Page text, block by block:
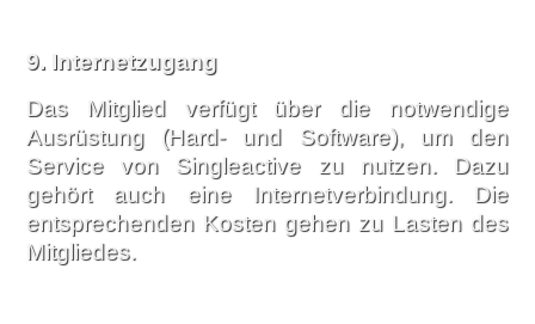
9. Internetzugang
Das Mitglied verfügt über die notwendige
Ausrüstung (Hard- und Software), um den
Service von Singleactive zu nutzen. Dazu
gehört auch eine Internetverbindung. Die
entsprechenden Kosten gehen zu Lasten des
Mitgliedes.